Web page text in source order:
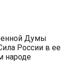
Думы
России в ее
народе